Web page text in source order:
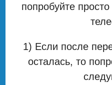
попробуйте просто
1) Если после
осталась, то